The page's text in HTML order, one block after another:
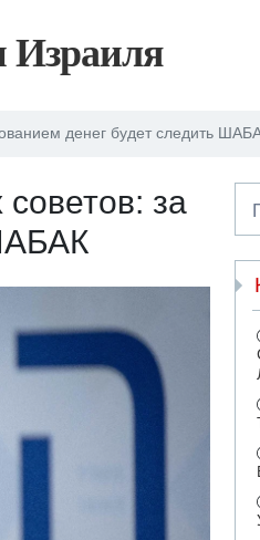
Израиля
денег будет следить
за